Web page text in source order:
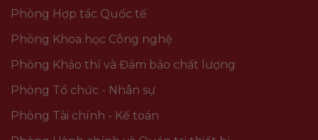
Phòng Hợp tác Quốc tế
Phòng Khoa học Công nghệ
Phòng Khảo thí và Đảm bảo chất lượng
Phòng Tổ chức - Nhân sự
Phòng Tài chính - Kế toán